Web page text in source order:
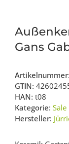
Gans
Artikelnummer:
GTIN:
HAN: t08
Kategorie: Sale
Hersteller: